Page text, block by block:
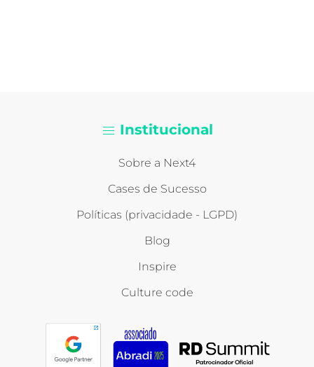
Institucional
Sobre a Next4
Cases de Sucesso
Políticas (privacidade - LGPD)
Blog
Inspire
Culture code